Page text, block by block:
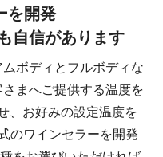
を開発
自信があります
ボディとフルボディな
まへご提供する温度を
、お好みの設定温度を
のワインセラーを開発